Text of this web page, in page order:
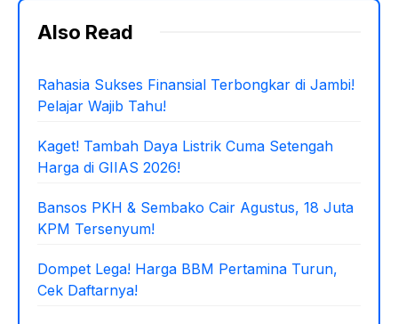
Also Read
Rahasia Sukses Finansial Terbongkar di Jambi!
Pelajar Wajib Tahu!
Kaget! Tambah Daya Listrik Cuma Setengah
Harga di GIIAS 2026!
Bansos PKH & Sembako Cair Agustus, 18 Juta
KPM Tersenyum!
Dompet Lega! Harga BBM Pertamina Turun,
Cek Daftarnya!